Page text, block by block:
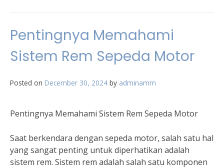
Pentingnya Memahami
Sistem Rem Sepeda Motor
Posted on December 30, 2024 by adminamm
Pentingnya Memahami Sistem Rem Sepeda Motor
Saat berkendara dengan sepeda motor, salah satu hal
yang sangat penting untuk diperhatikan adalah
sistem rem. Sistem rem adalah salah satu komponen